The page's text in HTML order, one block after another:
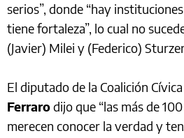
serios”, donde “hay
tiene fortaleza”, lo cual no
(Javier) Milei y (Federico)
El diputado de la Coalición Cívica
Ferrarodijo que “las más de
merecen conocer la verdad y